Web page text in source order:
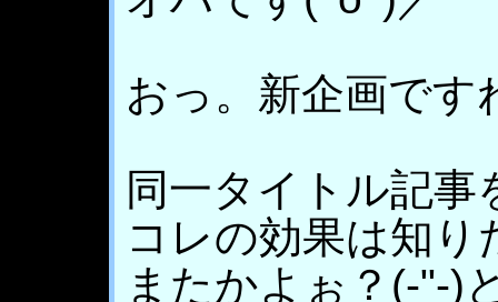
おっ。新企画です
同一タイトル記事
コレの効果は知り
またかよぉ？(-"-)